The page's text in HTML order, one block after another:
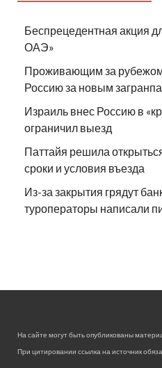
Беспрецедентная акция
ОАЭ»
Проживающим за рубежом
Россию за новым
Израиль внес Россию в
ограничил выезд
Паттайя решила
сроки и условия въезда
Из-за закрытия грядут
туроператоры написали
На сайте могут быть опубликованы
При цитировании ссылка на источник